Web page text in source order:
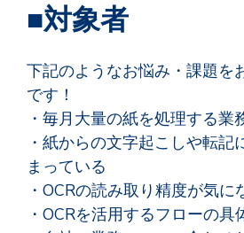
■対象者
下記のようなお悩み・課題を
です！
・毎月大量の紙を処理する業
・紙からの文字起こしや転記
まっている
・OCRの読み取り精度が気に
・OCRを活用するフローの具